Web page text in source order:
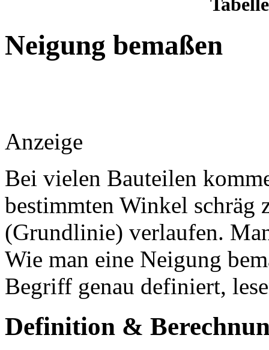
Neigung bemaßen
Anzeige
Bei vielen Bauteilen
bestimmten Winkel schräg
(Grundlinie) verlaufen.
Wie man eine Neigung
Begriff genau definiert,
Definition &